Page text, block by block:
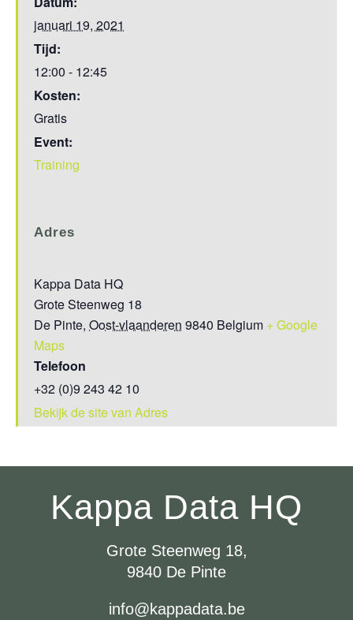
januari 19, 2021
Tijd:
12:00 - 12:45
Kosten:
Gratis
Event:
Training
Adres
Kappa Data HQ
Grote Steenweg 18
De Pinte, Oost-vlaanderen 9840 Belgium + Google
Maps
Telefoon
+32 (0)9 243 42 10
Bekijk de site van Adres
Kappa Data HQ
Grote Steenweg 18,
9840 De Pinte
info@kappadata.be